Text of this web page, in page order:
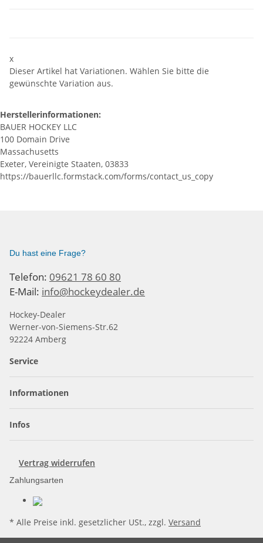
x
Dieser Artikel hat Variationen. Wählen Sie bitte die
gewünschte Variation aus.
Herstellerinformationen:
BAUER HOCKEY LLC
100 Domain Drive
Massachusetts
Exeter, Vereinigte Staaten, 03833
https://bauerllc.formstack.com/forms/contact_us_copy
Du hast eine Frage?
Telefon: 09621 78 60 80
E-Mail: info@hockeydealer.de
Hockey-Dealer
Werner-von-Siemens-Str.62
92224 Amberg
Service
Informationen
Infos
Vertrag widerrufen
Zahlungsarten
* Alle Preise inkl. gesetzlicher USt., zzgl. Versand